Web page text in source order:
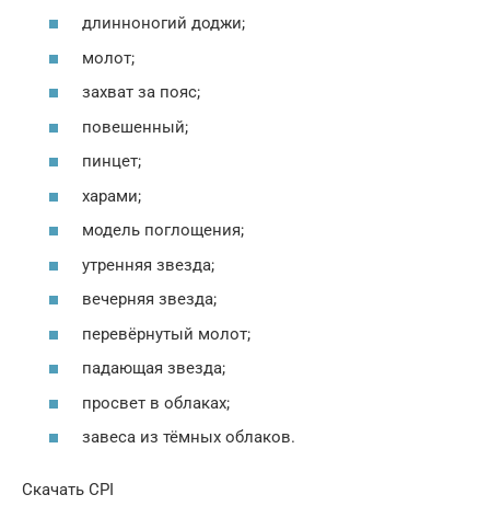
длинноногий доджи;
молот;
захват за пояс;
повешенный;
пинцет;
харами;
модель поглощения;
утренняя звезда;
вечерняя звезда;
перевёрнутый молот;
падающая звезда;
просвет в облаках;
завеса из тёмных облаков.
Скачать CPI